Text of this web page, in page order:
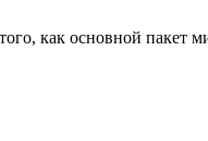
как основной пакет